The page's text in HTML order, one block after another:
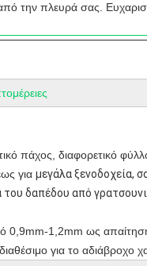
την πλευρά σας.
πάχος, διαφορετικό
για μεγάλα ξενοδοχεία,
δαπέδου από
0,9mm-1,2mm ως
διαθέσιμο για το